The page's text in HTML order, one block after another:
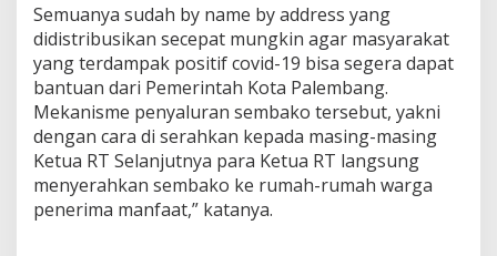
a
h
d
a
K
e
t
u
a
R
Semuanya sudah by name by address yang
didistribusikan secepat mungkin agar masyarakat
yang terdampak positif covid-19 bisa segera dapat
bantuan dari Pemerintah Kota Palembang.
Mekanisme penyaluran sembako tersebut, yakni
dengan cara di serahkan kepada masing-masing
Ketua RT Selanjutnya para Ketua RT langsung
menyerahkan sembako ke rumah-rumah warga
penerima manfaat,” katanya.